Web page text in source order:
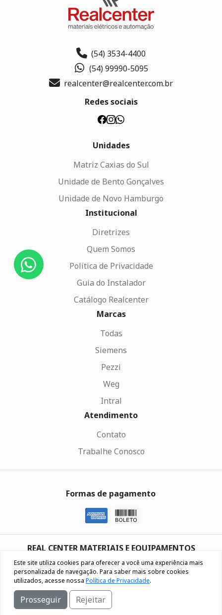
(54) 3534-4400
(54) 99990-5095
realcenter@realcenter.com.br
Redes sociais
Unidades
Matriz Caxias do Sul
Unidade de Bento Gonçalves
Unidade de Novo Hamburgo
Institucional
Diretrizes
Quem Somos
Política de Privacidade
Guia do Instalador
Catálogo Realcenter
Marcas
Todas
Siemens
Pezzi
Weg
Intral
Atendimento
Contato
Trabalhe Conosco
Formas de pagamento
REAL CENTER MATERIAIS E EQUIPAMENTOS
ELETRICOS LTDA
UNIDADES CAXIAS DO SUL | BENTO GONÇALVES | NOVO
HAMBURGO
Este site utiliza cookies para oferecer a você uma experiência mais
personalizada de navegação. Para saber mais sobre cookies
utilizados, acesse nossa Política de Privacidade.
Prosseguir Rejeitar